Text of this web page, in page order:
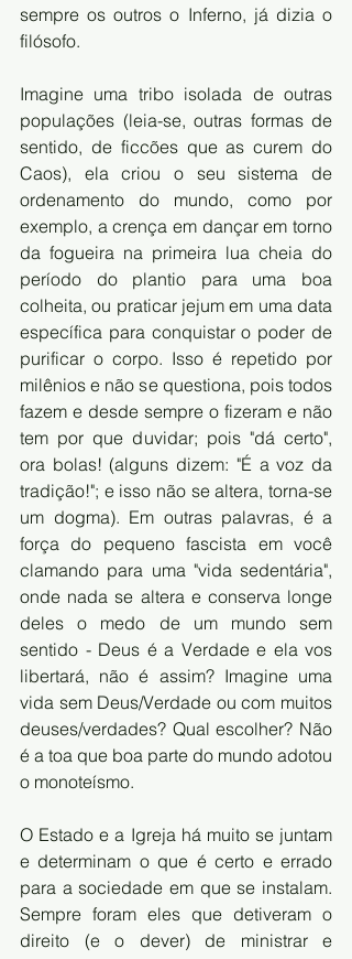
sempre os outros o Inferno, já dizia o
filósofo.
Imagine uma tribo isolada de outras
populações (leia-se, outras formas de
sentido, de ficcões que as curem do
Caos), ela criou o seu sistema de
ordenamento do mundo, como por
exemplo, a crença em dançar em torno
da fogueira na primeira lua cheia do
período do plantio para uma boa
colheita, ou praticar jejum em uma data
específica para conquistar o poder de
purificar o corpo. Isso é repetido por
milênios e não se questiona, pois todos
fazem e desde sempre o fizeram e não
tem por que duvidar; pois "dá certo",
ora bolas! (alguns dizem: "É a voz da
tradição!"; e isso não se altera, torna-se
um dogma). Em outras palavras, é a
força do pequeno fascista em você
clamando para uma "vida sedentária",
onde nada se altera e conserva longe
deles o medo de um mundo sem
sentido - Deus é a Verdade e ela vos
libertará, não é assim? Imagine uma
vida sem Deus/Verdade ou com muitos
deuses/verdades? Qual escolher? Não
é a toa que boa parte do mundo adotou
o monoteísmo.
O Estado e a Igreja há muito se juntam
e determinam o que é certo e errado
para a sociedade em que se instalam.
Sempre foram eles que detiveram o
direito (e o dever) de ministrar e